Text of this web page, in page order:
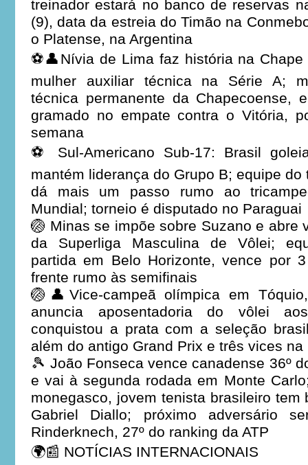
treinador estará no banco de reservas
(9), data da estreia do Timão na
o Platense, na Argentina
⚽👤Nívia de Lima faz história na
mulher auxiliar técnica na Série A;
técnica permanente da Chapecoense,
gramado no empate contra o Vitória,
semana
⚽ Sul-Americano Sub-17: Brasil
mantém liderança do Grupo B; equipe
dá mais um passo rumo ao
Mundial; torneio é disputado no Paraguai
🏐 Minas se impõe sobre Suzano e abre
da Superliga Masculina de Vôlei;
partida em Belo Horizonte, vence por
frente rumo às semifinais
🏐👤Vice-campeã olímpica em
anuncia aposentadoria do vôlei
conquistou a prata com a seleção
além do antigo Grand Prix e três vices
🎾 João Fonseca vence canadense 36º
e vai à segunda rodada em Monte
monegasco, jovem tenista brasileiro tem
Gabriel Diallo; próximo adversário
Rinderknech, 27º do ranking da ATP
🌍📰 NOTÍCIAS INTERNACIONAIS